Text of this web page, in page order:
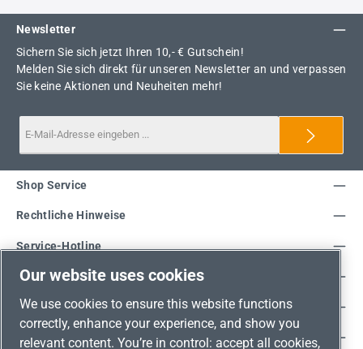
Newsletter
Sichern Sie sich jetzt Ihren 10,- € Gutschein!
Melden Sie sich direkt für unseren Newsletter an und verpassen
Sie keine Aktionen und Neuheiten mehr!
Service-Hotline
Shop Service
Rechtliche Hinweise
Unsere Vorteile
Versandarten
Zahlungsarten
Our website uses cookies
We use cookies to ensure this website functions
correctly, enhance your experience, and show you
relevant content. You’re in control: accept all cookies,